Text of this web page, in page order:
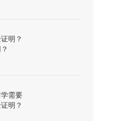
明？
需要
明？